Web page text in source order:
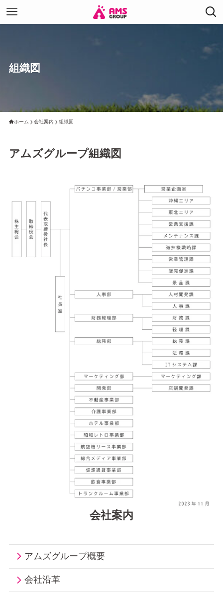
組織図
ホーム 会社案内 組織図
アムズグループ組織図
会社案内
アムズグループ概要
会社沿革